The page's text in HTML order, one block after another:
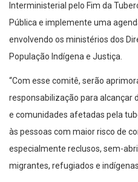
Interministerial pelo Fim da
Pública e implemente uma
envolvendo os ministérios dos
População Indígena e Justiça.
“Com esse comitê, serão
responsabilização para alcançar
e comunidades afetadas pela
às pessoas com maior risco de
especialmente reclusos, sem-
migrantes, refugiados e